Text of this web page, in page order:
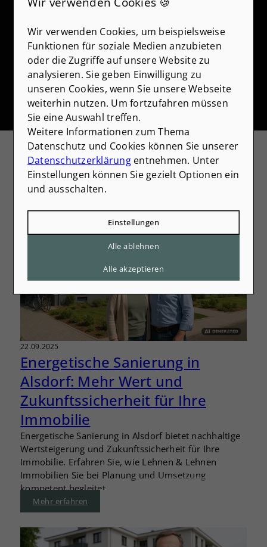
Ihre persönlichen Daten nicht an Dritte weitergegeben,
verkauft oder anderweitig missbraucht werden.
Vielen Dank für Ihr Vertrauen.
Senden
Mehr zum Thema
Alle ansehen
22.09.2025
Energetische Sanierung in
Alsdorf: Mehr Wert und
Zukunftssicherheit für Ihre
Immobilie
Energetische Sanierung in Alsdorf bietet nachhaltige
Wertsteigerung und Zukunftssicherheit für Ihre
Immobilie. Erfahren Sie, wie Lehnen & Lehnen
Immobilien Sie bei Planung und Umsetzung
kompetent begleitet.
Mehr erfahren
Wir verwenden Cookies, um beispielsweise
Funktionen für soziale Medien anzubieten
oder die Zugriffe auf unsere Website zu
analysieren. Sie geben Einwilligung zu
unseren Cookies, wenn Sie unsere Webseite
weiterhin nutzen. Um fortzufahren müssen
Sie eine Auswahl treffen.
Weitere Informationen zum Thema
Datenschutz und Cookies können Sie unserer
Datenschutzerklärungentnehmen. Unter
Einstellungen können Sie gezielt Optionen ein
und ausschalten.
Einstellungen
Alle ablehnen
Alle akzeptieren